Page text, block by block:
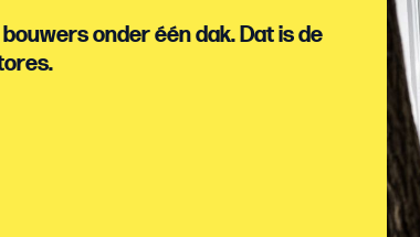
onder één dak. Dat is de